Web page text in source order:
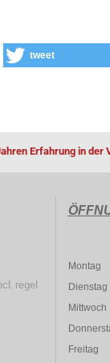
tweet
Erfahrung in
regel
Montag
Dienstag
Mittwoch
Freitag